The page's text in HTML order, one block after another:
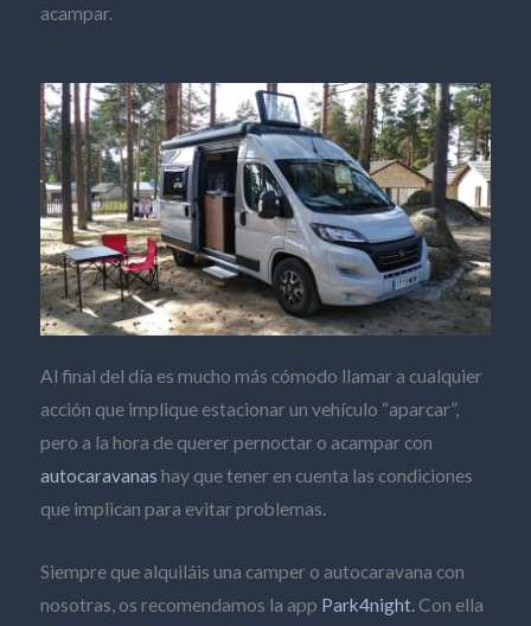
acampar.
Al final del día es mucho más cómodo llamar a cualquier
acción que implique estacionar un vehículo “aparcar”,
pero a la hora de querer pernoctar o acampar con
autocaravanas hay que tener en cuenta las condiciones
que implican para evitar problemas.
Siempre que alquiláis una camper o autocaravana con
nosotras, os recomendamos la app Park4night.Con ella